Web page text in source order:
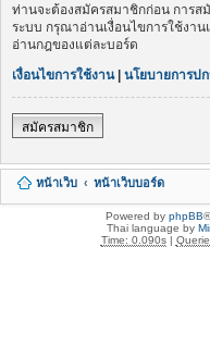
ท่านจะต้องสมัครสมาชิกก่อน การส
ระบบ กรุณาอ่านเงื่อนไขการใช้งา
อ่านกฎของแต่ละบอร์ด
เงื่อนไขการใช้งาน| นโยบายการป
สมัครสมาชิก
หน้าเว็บ หน้าเว็บบอร์ด
Powered by phpBB
Thai language by
Time: 0.090s|